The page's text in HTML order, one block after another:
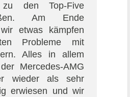
zu den Top-Five
Am Ende
etwas kämpfen
Probleme mit
Alles in allem
Mercedes-AMG
wieder als sehr
erwiesen und wir